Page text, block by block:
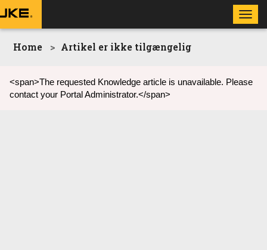
Home Artikel er ikke tilgængelig
<span>The requested Knowledge article is unavailable. Please
contact your Portal Administrator.</span>